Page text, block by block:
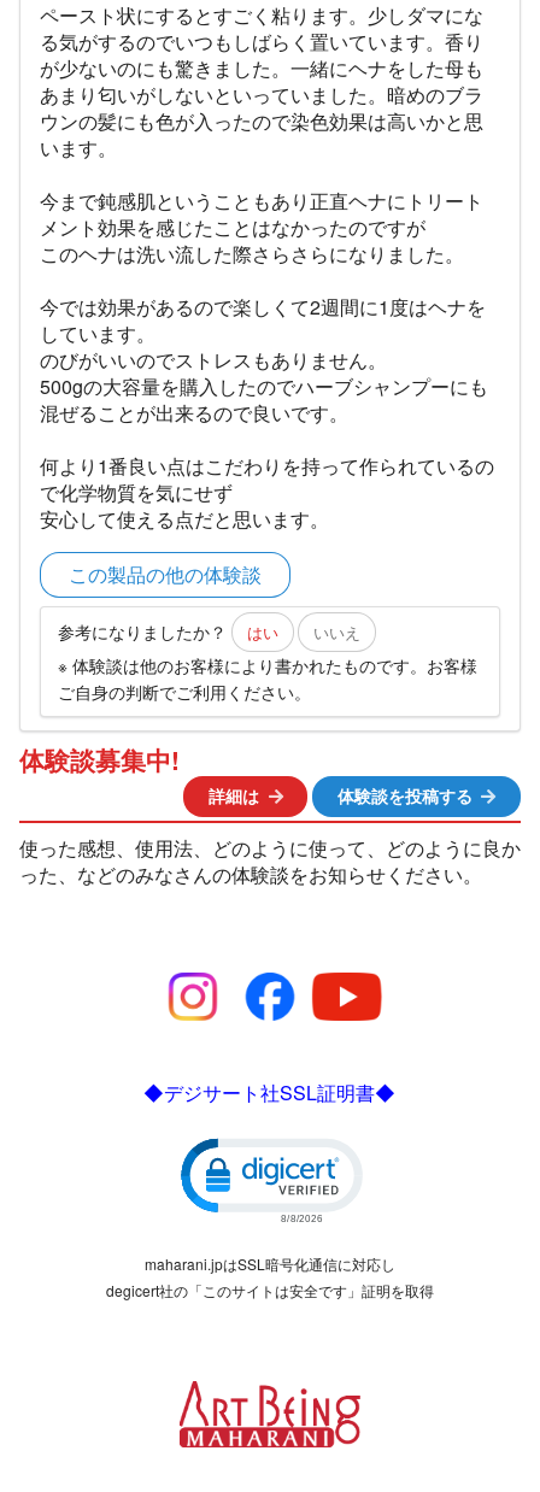
ペースト状にするとすごく粘ります。少しダマにな
る気がするのでいつもしばらく置いています。香り
が少ないのにも驚きました。一緒にヘナをした母も
あまり匂いがしないといっていました。暗めのブラ
ウンの髪にも色が入ったので染色効果は高いかと思
います。
今まで鈍感肌ということもあり正直ヘナにトリート
メント効果を感じたことはなかったのですが
このヘナは洗い流した際さらさらになりました。
今では効果があるので楽しくて2週間に1度はヘナを
しています。
のびがいいのでストレスもありません。
500gの大容量を購入したのでハーブシャンプーにも
混ぜることが出来るので良いです。
何より1番良い点はこだわりを持って作られているの
で化学物質を気にせず
安心して使える点だと思います。
この製品の他の体験談
参考になりましたか？ はい いいえ
※ 体験談は他のお客様により書かれたものです。お客様
ご自身の判断でご利用ください。
体験談募集中!
体験談を投稿する
詳細は
使った感想、使用法、どのように使って、どのように良か
った、などのみなさんの体験談をお知らせください。
◆デジサート社SSL証明書◆
maharani.jpはSSL暗号化通信に対応し
degicert社の「このサイトは安全です」証明を取得